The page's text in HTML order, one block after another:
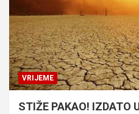
VRIJEME
STIŽE PAKAO! IZDATO